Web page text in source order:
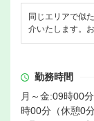
同じエリアで似
介いたします。
勤務時間
月～金:09時00
時00分（休憩0分